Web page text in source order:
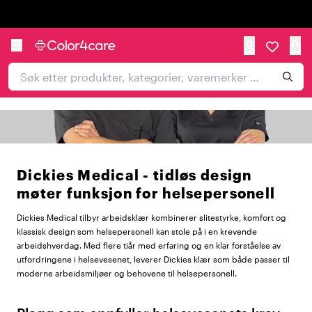
Dickies Medical - tidløs design
møter funksjon for helsepersonell
Dickies Medical tilbyr arbeidsklær kombinerer slitestyrke, komfort og
klassisk design som helsepersonell kan stole på i en krevende
arbeidshverdag. Med flere tiår med erfaring og en klar forståelse av
utfordringene i helsevesenet, leverer Dickies klær som både passer til
moderne arbeidsmiljøer og behovene til helsepersonell.